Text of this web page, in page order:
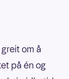
om å
på én og